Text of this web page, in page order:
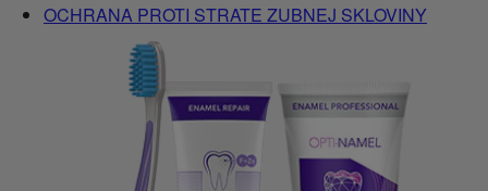
OCHRANA PROTI STRATE ZUBNEJ SKLOVINY